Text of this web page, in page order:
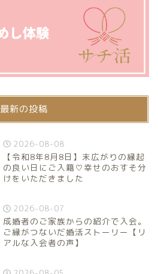
最新の投稿
2026-08-08
【令和8年8月8日】末広がりの縁起
の良い日にご入籍♡幸せのおすそ分
けをいただきました
2026-08-07
成婚者のご家族からの紹介で入会。
ご縁がつないだ婚活ストーリー【リ
アルな入会者の声】